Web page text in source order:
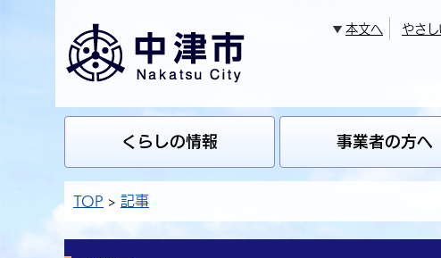
本文へ やさ
くらしの情報 事業者の方へ
TOP 記事